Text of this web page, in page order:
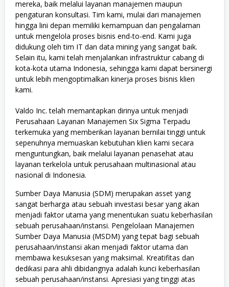
mereka, baik melalui layanan manajemen maupun
pengaturan konsultasi. Tim kami, mulai dari manajemen
hingga lini depan memiliki kemampuan dan pengalaman
untuk mengelola proses bisnis end-to-end. Kami juga
didukung oleh tim IT dan data mining yang sangat baik.
Selain itu, kami telah menjalankan infrastruktur cabang di
kota-kota utama Indonesia, sehingga kami dapat bersinergi
untuk lebih mengoptimalkan kinerja proses bisnis klien
kami.
Valdo Inc. telah memantapkan dirinya untuk menjadi
Perusahaan Layanan Manajemen Six Sigma Terpadu
terkemuka yang memberikan layanan bernilai tinggi untuk
sepenuhnya memuaskan kebutuhan klien kami secara
menguntungkan, baik melalui layanan penasehat atau
layanan terkelola untuk perusahaan multinasional atau
nasional di Indonesia.
Sumber Daya Manusia (SDM) merupakan asset yang
sangat berharga atau sebuah investasi besar yang akan
menjadi faktor utama yang menentukan suatu keberhasilan
sebuah perusahaan/instansi. Pengelolaan Manajemen
Sumber Daya Manusia (MSDM) yang tepat bagi sebuah
perusahaan/instansi akan menjadi faktor utama dan
membawa kesuksesan yang maksimal. Kreatifitas dan
dedikasi para ahli dibidangnya adalah kunci keberhasilan
sebuah perusahaan/instansi. Apresiasi yang tinggi atas